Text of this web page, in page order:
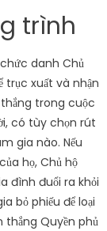
trình
danh Chủ
trục xuất và nhận
trong cuộc
có tùy chọn rút
gia nào. Nếu
họ, Chủ hộ
đình đuổi ra khỏi
bỏ phiếu để loại
thắng Quyền phủ